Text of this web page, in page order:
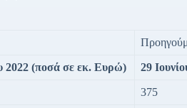
2022 (ποσά σε εκ. Ευρώ) 29
375